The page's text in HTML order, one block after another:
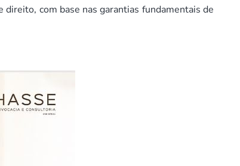
com base nas garantias fundamentais de